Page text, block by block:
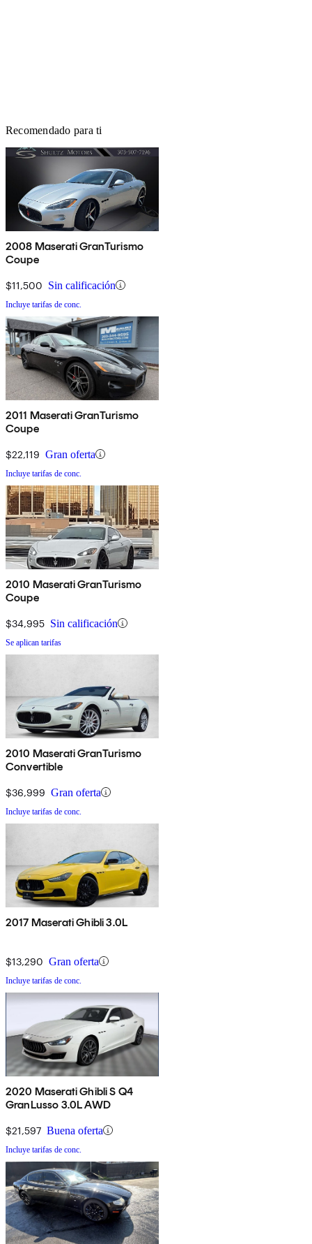
Recomendado para ti
2008 Maserati GranTurismo
Coupe
$11,500 Sin calificación
Incluye tarifas de conc.
2011 Maserati GranTurismo
Coupe
$22,119 Gran oferta
Incluye tarifas de conc.
2010 Maserati GranTurismo
Coupe
$34,995 Sin calificación
Se aplican tarifas
2010 Maserati GranTurismo
Convertible
$36,999 Gran oferta
Incluye tarifas de conc.
2017 Maserati Ghibli 3.0L
$13,290 Gran oferta
Incluye tarifas de conc.
2020 Maserati Ghibli S Q4
GranLusso 3.0L AWD
$21,597 Buena oferta
Incluye tarifas de conc.